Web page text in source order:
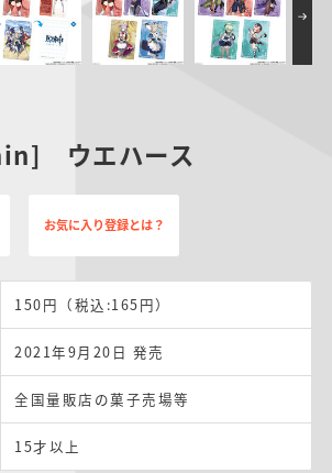
ポケットモンスター
サンリオキャラクタ
ーズ
SMPシリーズ キャラデコ
ウエハース
お気に入り登録とは？
150円（税込:165円）
2021年9月20日 発売
全国量販店の菓子売場等
15才以上